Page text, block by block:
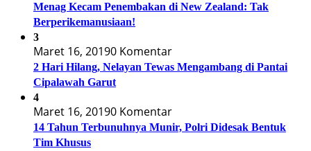
Menag Kecam Penembakan di New Zealand: Tak
Berperikemanusiaan!
3
Maret 16, 20190 Komentar
2 Hari Hilang, Nelayan Tewas Mengambang di Pantai
Cipalawah Garut
4
Maret 16, 20190 Komentar
14 Tahun Terbunuhnya Munir, Polri Didesak Bentuk
Tim Khusus